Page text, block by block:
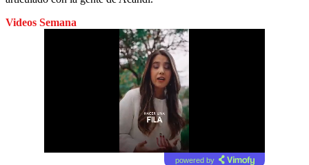
Videos Semana
powered by